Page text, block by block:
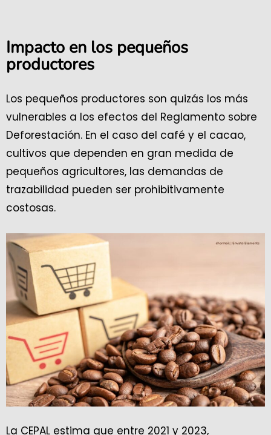
Impacto en los pequeños
productores
Los pequeños productores son quizás los más
vulnerables a los efectos del Reglamento sobre
Deforestación. En el caso del café y el cacao,
cultivos que dependen en gran medida de
pequeños agricultores, las demandas de
trazabilidad pueden ser prohibitivamente
costosas.
La CEPAL estima que entre 2021 y 2023,